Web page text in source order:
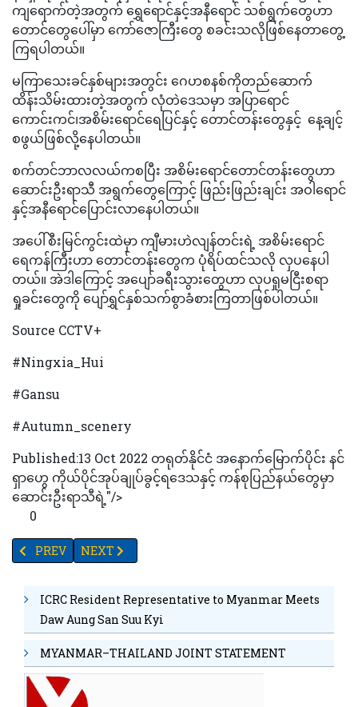
ကျရောက်တဲ့အတွက် ရွှေရောင်နှင့်အနီရောင် သစ်ရွက်တွေဟာ
တောင်တွေပေါ်မှာ ကော်ဇောကြီးတွေ စခင်းသလိုဖြစ်နေတာတွေ့
ကြရပါတယ်။
မကြာသေးခင်နှစ်များအတွင်း ဂေဟစနစ်ကိုတည်ဆောက်
ထိန်းသိမ်းထားတဲ့အတွက် လုံတဲဒေသမှာ အပြာရောင်
ကောင်းကင်၊အစိမ်းရောင်ရေပြင်နှင့် တောင်တန်းတွေနှင့် နေ့ချင့်
စဖွယ်ဖြစ်လို့နေပါတယ်။
စက်တင်ဘာလလယ်ကစပြီး အစိမ်းရောင်တောင်တန်းတွေဟာ
ဆောင်းဦးရာသီ အရွက်တွေကြောင့် ဖြည်းဖြည်းချင်း အဝါရောင်
နှင့်အနီရောင်ပြောင်းလာနေပါတယ်။
အပေါ်စီးမြင်ကွင်းထဲမှာ ကျီမားဟဲလျန်တင်းရဲ့ အစိမ်းရောင်
ရေကန်ကြီးဟာ တောင်တန်းတွေက ပုံရိပ်ထင်သလို လှပနေပါ
တယ်။ အဲဒါကြောင့် အပျော်ခရီးသွားတွေဟာ လှပရှုမငြီးစရာ
ရှုခင်းတွေကို ပျော်ရွှင်နှစ်သက်စွာခံစားကြတာဖြစ်ပါတယ်။
Source CCTV+
#Ningxia_Hui
#Gansu
#Autumn_scenery
Published:13 Oct 2022 တရုတ်နိုင်ငံ အနောက်မြောက်ပိုင်း နင်
ရှာဟွေ ကိုယ်ပိုင်အုပ်ချုပ်ခွင့်ရဒေသနှင့် ကန်စုပြည်နယ်တွေမှာ
ဆောင်းဦးရာသီရဲ့"/>
0
PREVIOUS ARTICLE: ခေတ်မီဆိုရှယ်လစ်တရုတ်နိုင်ငံကို ညီညွတ်စွ
PREV NEXT ARTICLE: လွယ်ဂျယ် - လားရင်း နယ်စပ်လမ်းကြ
NEXT
ICRC Resident Representative to Myanmar Meets
Daw Aung San Suu Kyi
MYANMAR–THAILAND JOINT STATEMENT